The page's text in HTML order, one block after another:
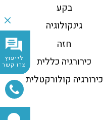
לייעוץ
צרו קשר
בקע
גינקולוגיה
חזה
כירורגיה כללית
כירורגיה קולורקטלית